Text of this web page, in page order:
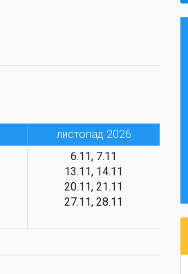
листопад 2026
6.11, 7.11
13.11, 14.11
20.11, 21.11
27.11, 28.11